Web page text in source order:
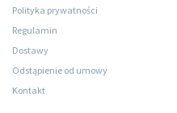
Polityka prywatności
Regulamin
Dostawy
Odstąpienie od umowy
Kontakt